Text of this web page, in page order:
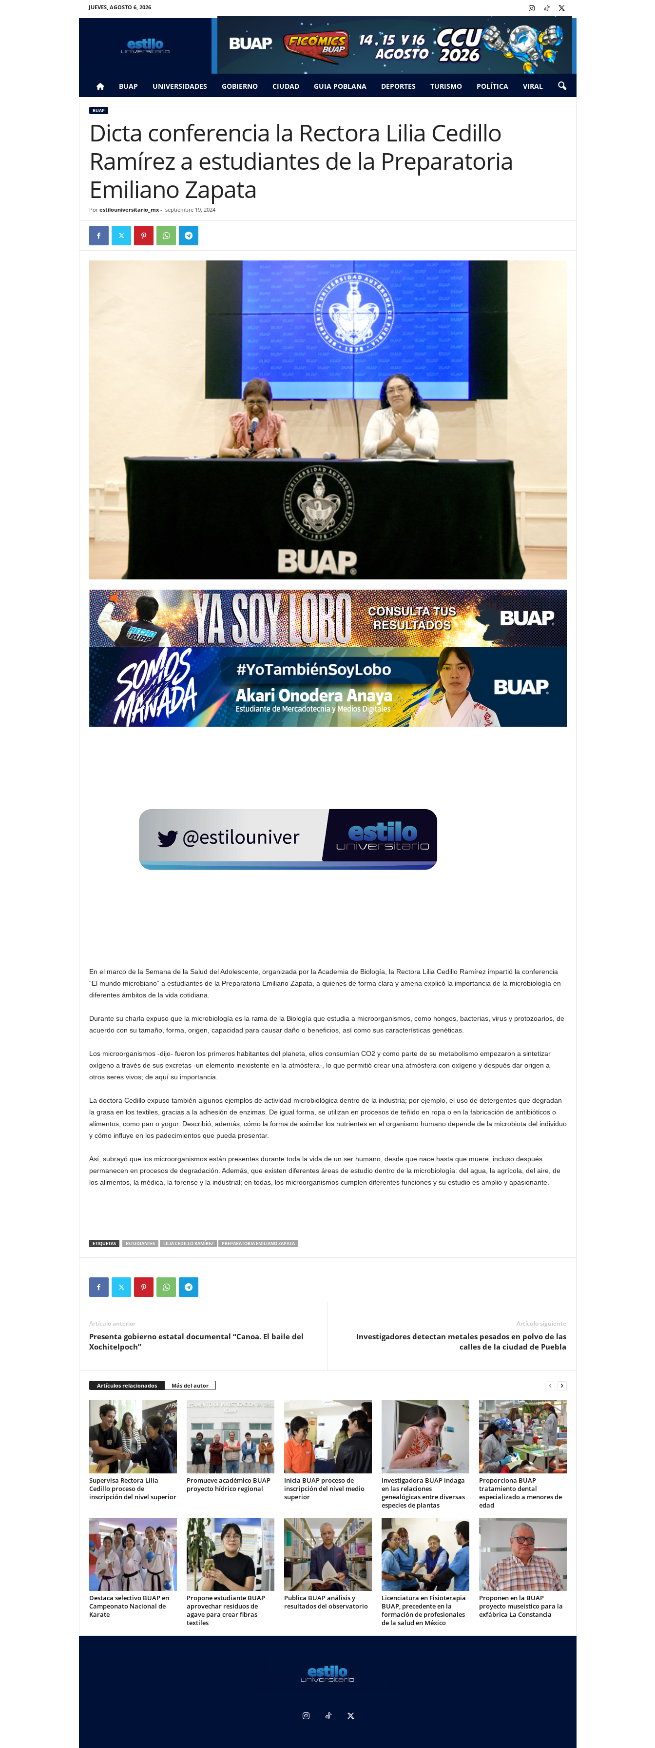
JUEVES, AGOSTO 6, 2026
BUAP UNIVERSIDADES GOBIERNO CIUDAD GUIA POBLANA DEPORTES TURISMO POLÍTICA VIRAL
BUAP
Dicta conferencia la Rectora Lilia Cedillo
Ramírez a estudiantes de la Preparatoria
Emiliano Zapata
Por estilouniversitario_mx- septiembre 19, 2024
En el marco de la Semana de la Salud del Adolescente, organizada por la Academia de Biología, la Rectora Lilia Cedillo Ramírez impartió la conferencia
“El mundo microbiano” a estudiantes de la Preparatoria Emiliano Zapata, a quienes de forma clara y amena explicó la importancia de la microbiología en
diferentes ámbitos de la vida cotidiana.
Durante su charla expuso que la microbiología es la rama de la Biología que estudia a microorganismos, como hongos, bacterias, virus y protozoarios, de
acuerdo con su tamaño, forma, origen, capacidad para causar daño o beneficios, así como sus características genéticas.
Los microorganismos -dijo- fueron los primeros habitantes del planeta, ellos consumían CO2 y como parte de su metabolismo empezaron a sintetizar
oxígeno a través de sus excretas -un elemento inexistente en la atmósfera-, lo que permitió crear una atmósfera con oxígeno y después dar origen a
otros seres vivos; de aquí su importancia.
La doctora Cedillo expuso también algunos ejemplos de actividad microbiológica dentro de la industria; por ejemplo, el uso de detergentes que degradan
la grasa en los textiles, gracias a la adhesión de enzimas. De igual forma, se utilizan en procesos de teñido en ropa o en la fabricación de antibióticos o
alimentos, como pan o yogur. Describió, además, cómo la forma de asimilar los nutrientes en el organismo humano depende de la microbiota del individuo
y cómo influye en los padecimientos que pueda presentar.
Así, subrayó que los microorganismos están presentes durante toda la vida de un ser humano, desde que nace hasta que muere, incluso después
permanecen en procesos de degradación. Además, que existen diferentes áreas de estudio dentro de la microbiología: del agua, la agrícola, del aire, de
los alimentos, la médica, la forense y la industrial; en todas, los microorganismos cumplen diferentes funciones y su estudio es amplio y apasionante.
ETIQUETAS ESTUDIANTES LILIA CEDILLO RAMÍREZ PREPARATORIA EMILIANO ZAPATA
Artículo anterior
Presenta gobierno estatal documental “Canoa. El baile del
Xochitelpoch”
Artículo siguiente
Investigadores detectan metales pesados en polvo de las
calles de la ciudad de Puebla
Artículos relacionados Más del autor
Supervisa Rectora Lilia
Cedillo proceso de
inscripción del nivel superior
Promueve académico BUAP
proyecto hídrico regional
Inicia BUAP proceso de
inscripción del nivel medio
superior
Investigadora BUAP indaga
en las relaciones
genealógicas entre diversas
especies de plantas
Proporciona BUAP
tratamiento dental
especializado a menores de
edad
Destaca selectivo BUAP en
Campeonato Nacional de
Karate
Propone estudiante BUAP
aprovechar residuos de
agave para crear fibras
textiles
Publica BUAP análisis y
resultados del observatorio
Licenciatura en Fisioterapia
BUAP, precedente en la
formación de profesionales
de la salud en México
Proponen en la BUAP
proyecto museístico para la
exfábrica La Constancia